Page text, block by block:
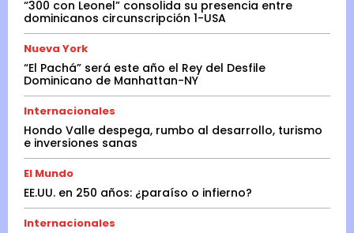
“300 con Leonel” consolida su presencia entre
dominicanos circunscripción 1-USA
Nueva York
“El Pachá” será este año el Rey del Desfile
Dominicano de Manhattan-NY
Internacionales
Hondo Valle despega, rumbo al desarrollo, turismo
e inversiones sanas
El Mundo
EE.UU. en 250 años: ¿paraíso o infierno?
Internacionales